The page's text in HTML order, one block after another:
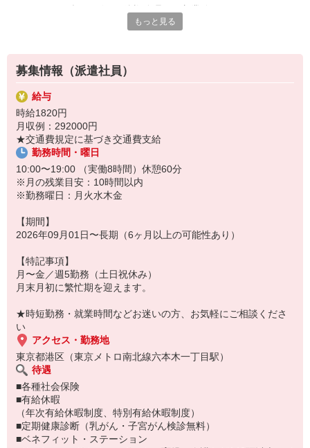
「やりがいのある仕事にチャレンジしたい」
あなたのそんな思いを応援しています！
・支払期日を過ぎたお客様への状況確認
・弁護士と連携した法的手続きの進捗管理
・法的措置に関する事務対応
・その他付随するサポート業務
≪おすすめポイント♪≫
＊週4日在宅のハイブリッド勤務で通勤負担を抑えつつ柔軟に働けま
す☆
＊デニム・サンダルOKの私服勤務でカジュアルな雰囲気☆
（お仕事番号：600117186601）
もっと見る
募集情報（派遣社員）
給与
時給1820円
月収例：292000円
★交通費規定に基づき交通費支給
勤務時間・曜日
10:00〜19:00 （実働8時間）休憩60分
※月の残業目安：10時間以内
※勤務曜日：月火水木金
【期間】
2026年09月01日〜長期（6ヶ月以上の可能性あり）
【特記事項】
月〜金／週5勤務（土日祝休み）
月末月初に繁忙期を迎えます。
★時短勤務・就業時間などお迷いの方、お気軽にご相談くださ
い
アクセス・勤務地
東京都港区（東京メトロ南北線六本木一丁目駅）
待遇
■各種社会保険
■有給休暇
（年次有給休暇制度、特別有給休暇制度）
■定期健康診断（乳がん・子宮がん検診無料）
■ベネフィット・ステーション